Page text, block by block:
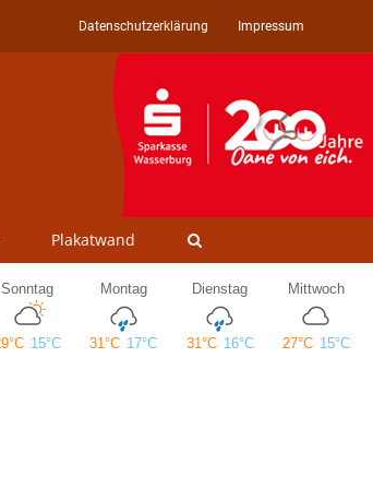
Datenschutzerklärung Impressum
Plakatwand